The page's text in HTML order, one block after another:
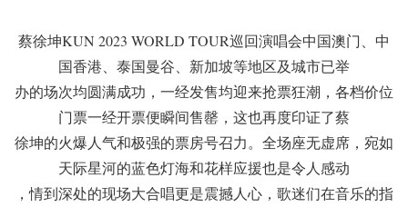
蔡徐坤KUN 2023 WORLD TOUR巡回演唱会中国澳门、中
国香港、泰国曼谷、新加坡等地区及城市已举
办的场次均圆满成功，一经发售均迎来抢票狂潮，各档价位
门票一经开票便瞬间售罄，这也再度印证了蔡
徐坤的火爆人气和极强的票房号召力。全场座无虚席，宛如
天际星河的蓝色灯海和花样应援也是令人感动
，情到深处的现场大合唱更是震撼人心，歌迷们在音乐的指